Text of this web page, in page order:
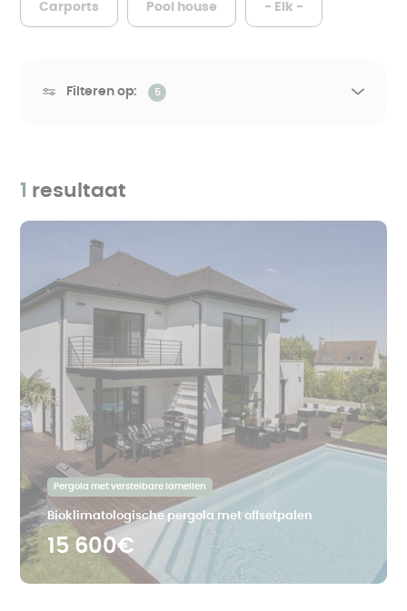
- Elk -
Carports Pool house
Filteren op: 5
1 resultaat
Pergola met verstelbare lamellen
Bioklimatologische pergola met offsetpalen
15 600€